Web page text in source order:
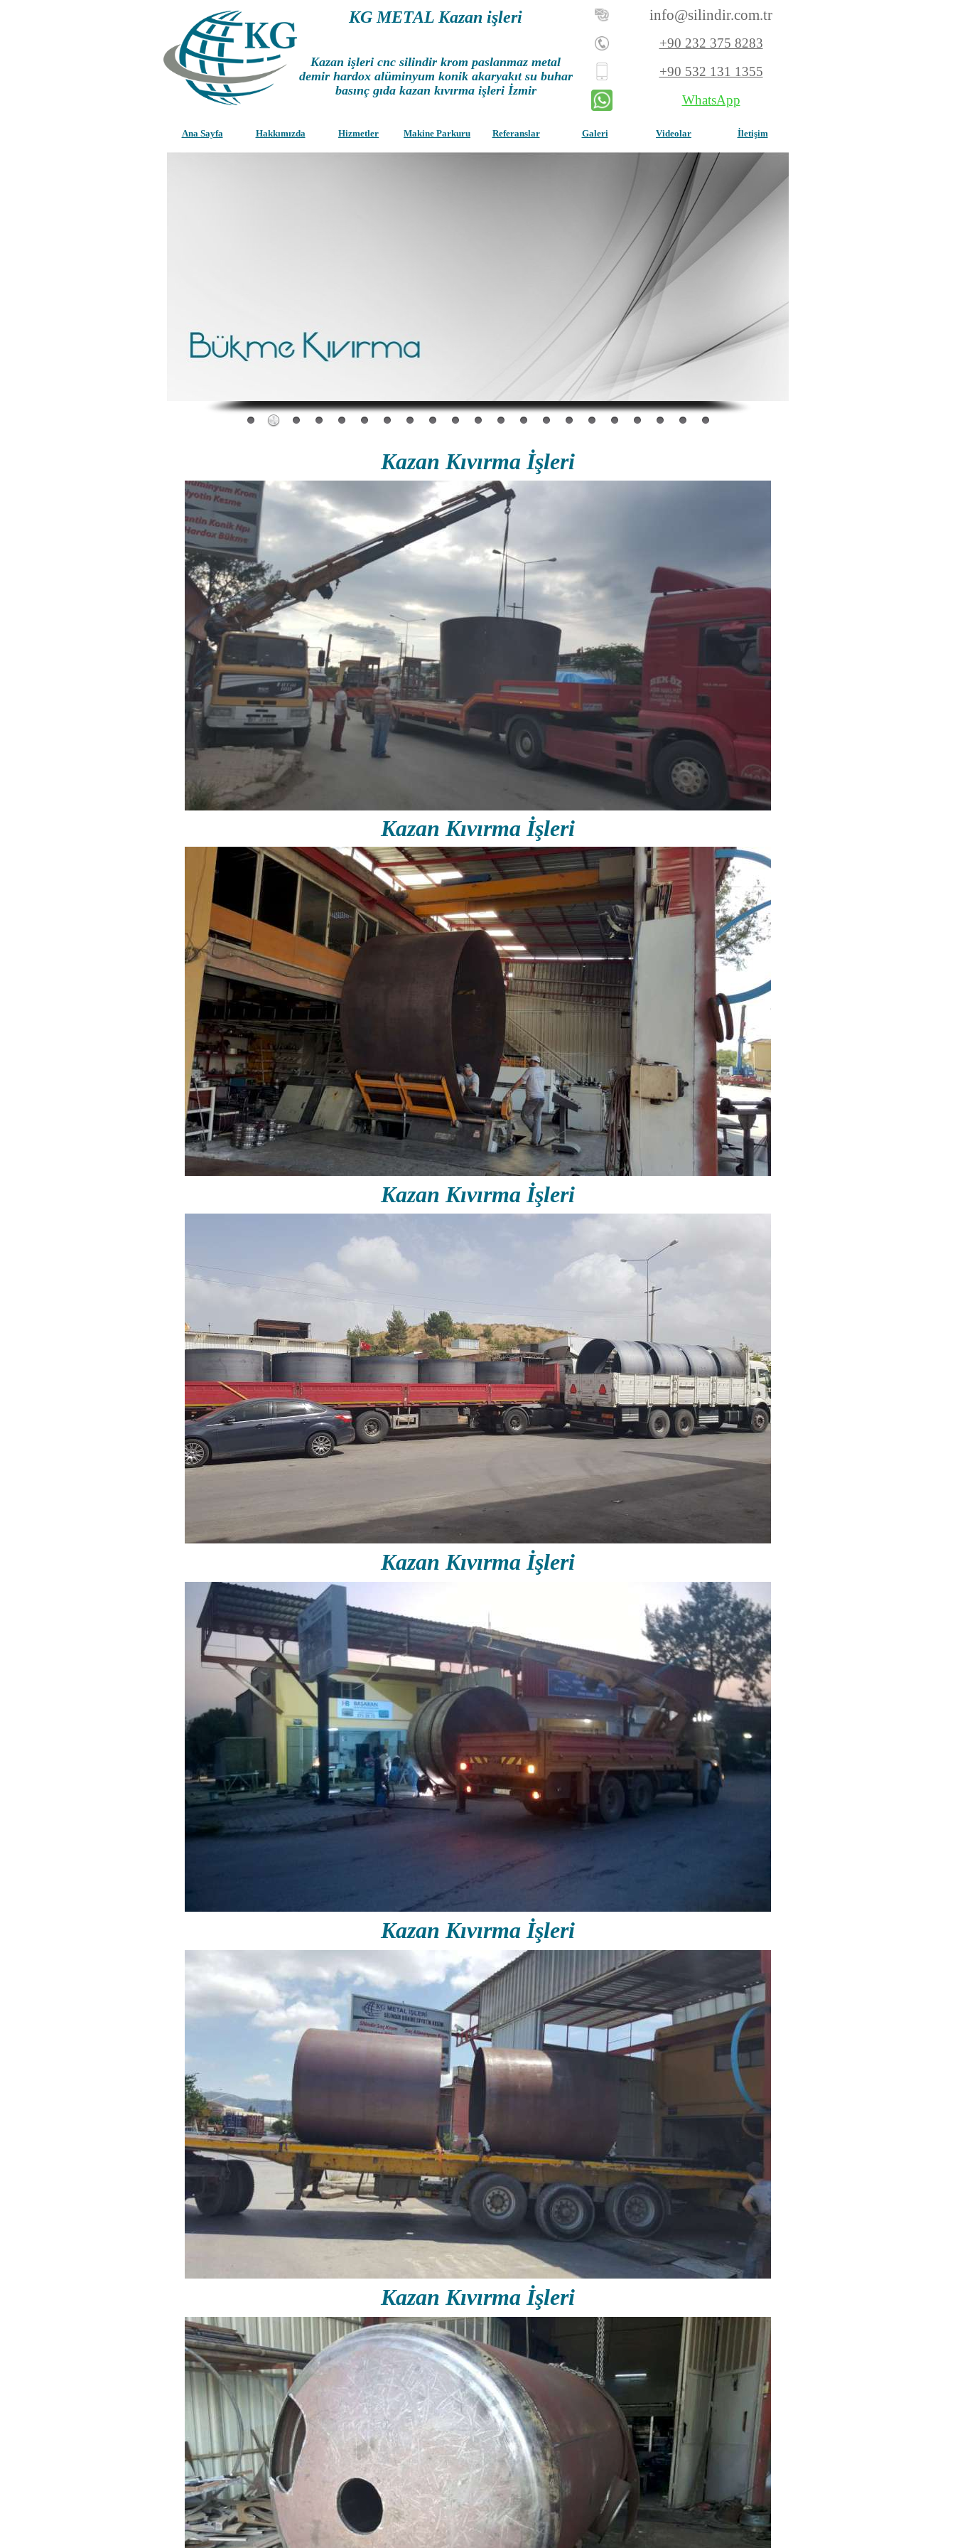
KG METAL Kazan işleri info@silindir.com.tr
+90 232 375 8283
+90 532 131 1355
WhatsApp
Kazan işleri cnc silindir krom paslanmaz metal
demir hardox alüminyum konik akaryakıt su buhar
basınç gıda kazan kıvırma işleri İzmir
Ana Sayfa Hakkımızda Hizmetler Makine Parkuru Referanslar Galeri Videolar İletişim
Kazan Kıvırma İşleri
Kazan Kıvırma İşleri
Kazan Kıvırma İşleri
Kazan Kıvırma İşleri
Kazan Kıvırma İşleri
Kazan Kıvırma İşleri